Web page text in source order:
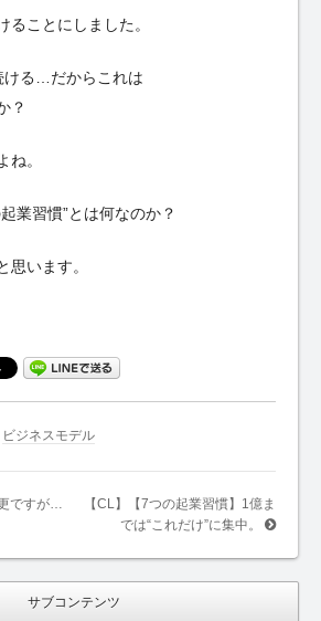
ることにしました。
ける…だからこれは
？
ね。
業習慣”とは何なのか？
思います。
ビジネスモデル
ですが…
【CL】【7つの起業習慣】1億ま
では“これだけ”に集中。
サブコンテンツ